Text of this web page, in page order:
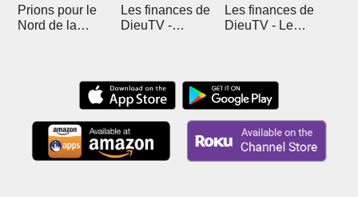
Prions pour le
Nord de la
Les finances de
DieuTV -
Les finances de
DieuTV - Le